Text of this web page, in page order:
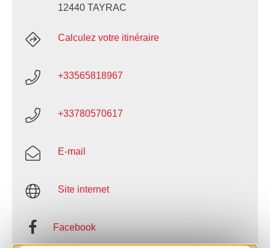
12440 TAYRAC
Calculez votre itinéraire
+33565818967
+33780570617
E-mail
Site internet
Facebook